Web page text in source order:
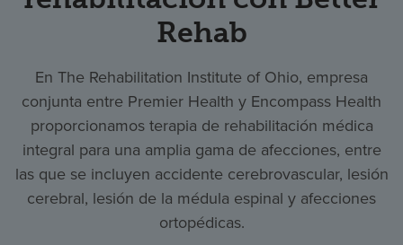
Rehab
En The Rehabilitation Institute of Ohio, empresa
conjunta entre Premier Health y Encompass Health
proporcionamos terapia de rehabilitación médica
integral para una amplia gama de afecciones, entre
las que se incluyen accidente cerebrovascular, lesión
cerebral, lesión de la médula espinal y afecciones
ortopédicas.